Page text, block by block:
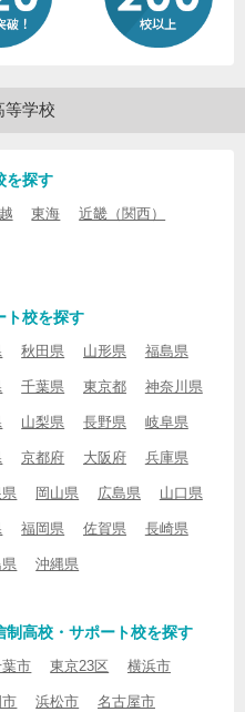
等学校
を探す
東海 近畿（関西）
ト校を探す
秋田県 山形県 福島県
千葉県 東京都 神奈川県
山梨県 長野県 岐阜県
京都府 大阪府 兵庫県
岡山県 広島県 山口県
福岡県 佐賀県 長崎県
沖縄県
制高校・サポート校を探す
市 東京23区 横浜市
浜松市 名古屋市